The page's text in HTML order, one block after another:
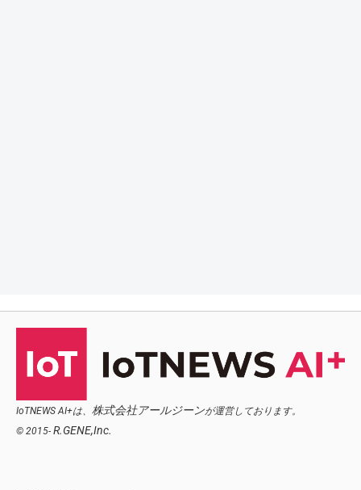
IoTNEWS AI+は、 株式会社アールジーンが運営しております。
© 2015- R.GENE,Inc.